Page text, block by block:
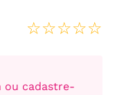
☆☆☆☆☆
ou cadastre-